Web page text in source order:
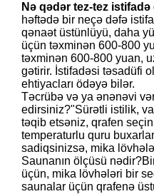
Nə qədər tez-tez
həftədə bir neçə dəfə
qənaət üstünlüyü, daha
üçün təxminən 600-800
təxminən 600-800 yuan,
gətirir. İstifadəsi təsadüfi
ehtiyacları ödəyə bilər.
Təcrübə və ya ənənəvi
edirsiniz?"Sürətli istilik,
təqib etsəniz, qrafen
temperaturlu quru
sadiqsinizsə, mika
Saunanın ölçüsü nədir?
üçün, mika lövhələri bir
saunalar üçün qrafenə